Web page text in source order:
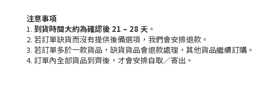
注意事項
1. 到貨時間大約為確認後 21 – 28 天 。
2. 若訂單缺貨而沒有提供後備選項，我們會安排退款。
3. 若訂單多於一款貨品，缺貨貨品會退款處理，其他貨品繼續訂購。
4. 訂單內全部貨品到齊後，才會安排自取／寄出。